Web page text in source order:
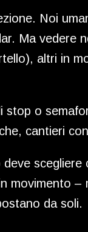
Noi
Ma vedere
altri in
o
cantieri
movimento
da soli.